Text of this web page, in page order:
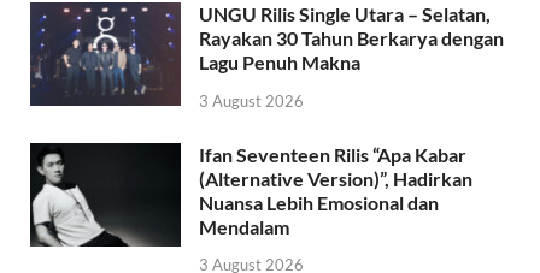
UNGU Rilis Single Utara – Selatan,
Rayakan 30 Tahun Berkarya dengan
Lagu Penuh Makna
3 August 2026
Ifan Seventeen Rilis “Apa Kabar
(Alternative Version)”, Hadirkan
Nuansa Lebih Emosional dan
Mendalam
3 August 2026